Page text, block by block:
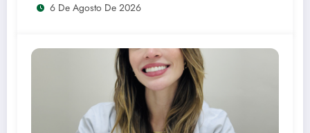
6 De Agosto De 2026